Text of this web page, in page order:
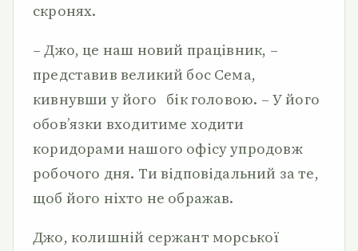
скронях.
– Джо, це наш новий працівник, –
представив великий бос Сема,
кивнувши у його бік головою. – У його
обов’язки входитиме ходити
коридорами нашого офісу упродовж
робочого дня. Ти відповідальний за те,
щоб його ніхто не ображав.
Джо, колишній сержант морської